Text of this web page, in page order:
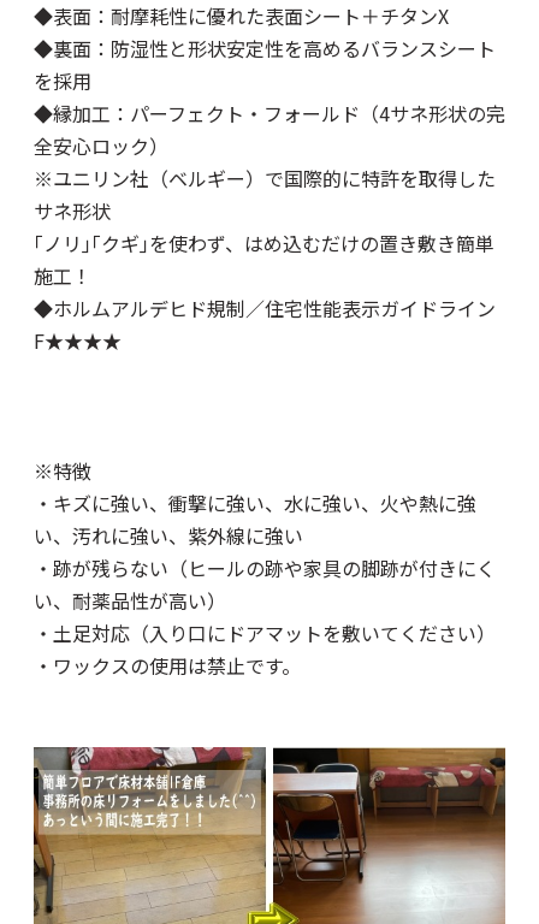
◆表面：耐摩耗性に優れた表面シート＋チタンX
◆裏面：防湿性と形状安定性を高めるバランスシート
を採用
◆縁加工：パーフェクト・フォールド（4サネ形状の完
全安心ロック）
※ユニリン社（ベルギー）で国際的に特許を取得した
サネ形状
｢ノリ｣｢クギ｣を使わず、はめ込むだけの置き敷き簡単
施工！
◆ホルムアルデヒド規制／住宅性能表示ガイドライン
F★★★★
※特徴
・キズに強い、衝撃に強い、水に強い、火や熱に強
い、汚れに強い、紫外線に強い
・跡が残らない（ヒールの跡や家具の脚跡が付きにく
い、耐薬品性が高い）
・土足対応（入り口にドアマットを敷いてください）
・ワックスの使用は禁止です。